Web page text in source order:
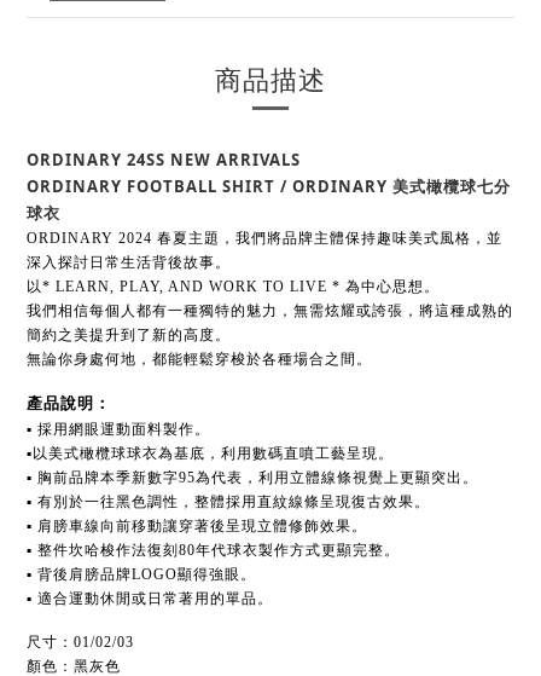
商品描述
ORDINARY 24SS NEW ARRIVALS
ORDINARY FOOTBALL SHIRT / ORDINARY 美式橄欖球七分
球衣
ORDINARY 2024 春夏主題，我們將品牌主體保持趣味美式風格，並
深入探討日常生活背後故事。
以* LEARN, PLAY, AND WORK TO LIVE * 為中心思想。
我們相信每個人都有一種獨特的魅力，無需炫耀或誇張，將這種成熟的
簡約之美提升到了新的高度。
無論你身處何地，都能輕鬆穿梭於各種場合之間。
產品說明：
▪ 採用網眼運動面料製作。
▪以美式橄欖球球衣為基底，利用數碼直噴工藝呈現。
▪ 胸前品牌本季新數字95為代表，利用立體線條視覺上更顯突出 。
▪ 有別於一往黑色調性，整體採用直紋線條呈現復古效果。
▪ 肩膀車線向前移動讓穿著後呈現立體修飾效果。
▪ 整件坎哈梭作法復刻80年代球衣製作方式更顯完整。
▪ 背後肩膀品牌LOGO顯得強眼。
▪ 適合運動休閒或日常著用的單品。
尺寸：01/02/03
顏色：黑灰色